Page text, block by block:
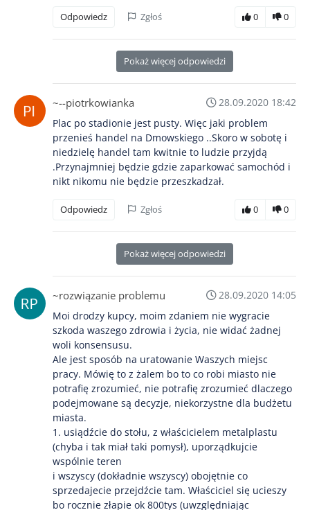
Odpowiedz Zgłoś 0 0
Pokaż więcej odpowiedzi
~--piotrkowianka
28.09.2020 18:42
Plac po stadionie jest pusty. Więc jaki problem
przenieś handel na Dmowskiego ..Skoro w sobotę i
niedzielę handel tam kwitnie to ludzie przyjdą
.Przynajmniej będzie gdzie zaparkować samochód i
nikt nikomu nie będzie przeszkadzał.
Odpowiedz Zgłoś 0 0
Pokaż więcej odpowiedzi
~rozwiązanie problemu
28.09.2020 14:05
Moi drodzy kupcy, moim zdaniem nie wygracie
szkoda waszego zdrowia i życia, nie widać żadnej
woli konsensusu.
Ale jest sposób na uratowanie Waszych miejsc
pracy. Mówię to z żalem bo to co robi miasto nie
potrafię zrozumieć, nie potrafię zrozumieć dlaczego
podejmowane są decyzje, niekorzystne dla budżetu
miasta.
1. usiądźcie do stołu, z właścicielem metalplastu
(chyba i tak miał taki pomysł), uporządkujcie
wspólnie teren
i wszyscy (dokładnie wszyscy) obojętnie co
sprzedajecie przejdźcie tam. Właściciel się ucieszy
bo rocznie złapie ok 800tys (uwzględniając